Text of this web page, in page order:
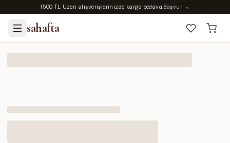
1500 TL Üzeri alışverişlerinizde kargo bedava.Başvur →
sahafta